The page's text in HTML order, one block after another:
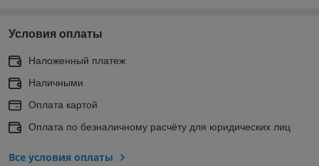
Условия оплаты
Наложенный платеж
Наличными
Оплата картой
Оплата по безналичному расчёту для юридических лиц
Все условия оплаты